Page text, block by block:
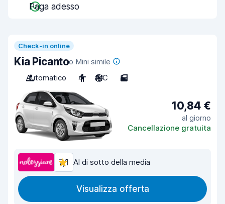
Paga adesso
Check-in online
Kia Picantoo Mini simile
Automatico
4 A/C 5
10,84 €
al giorno
Cancellazione gratuita
7,1 Al di sotto della media
Visualizza offerta